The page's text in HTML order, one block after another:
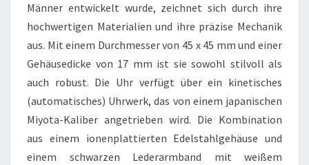
Männer entwickelt wurde, zeichnet sich durch ihre
hochwertigen Materialien und ihre präzise Mechanik
aus. Mit einem Durchmesser von 45 x 45 mm und einer
Gehäusedicke von 17 mm ist sie sowohl stilvoll als
auch robust. Die Uhr verfügt über ein kinetisches
(automatisches) Uhrwerk, das von einem japanischen
Miyota-Kaliber angetrieben wird. Die Kombination
aus einem ionenplattierten Edelstahlgehäuse und
einem schwarzen Lederarmband mit weißem